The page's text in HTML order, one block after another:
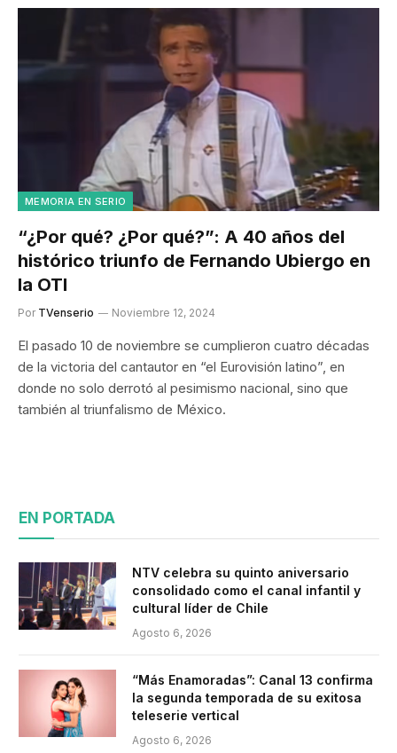
MEMORIA EN SERIO
“¿Por qué? ¿Por qué?”: A 40 años del
histórico triunfo de Fernando Ubiergo en
la OTI
Por TVenserio Noviembre 12, 2024
El pasado 10 de noviembre se cumplieron cuatro décadas
de la victoria del cantautor en “el Eurovisión latino”, en
donde no solo derrotó al pesimismo nacional, sino que
también al triunfalismo de México.
EN PORTADA
NTV celebra su quinto aniversario
consolidado como el canal infantil y
cultural líder de Chile
Agosto 6, 2026
“Más Enamoradas”: Canal 13 confirma
la segunda temporada de su exitosa
teleserie vertical
Agosto 6, 2026